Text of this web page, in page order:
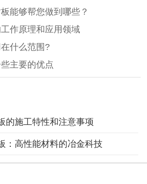
能够帮您做到哪些？
作原理和应用领域
什么范围?
主要的优点
的施工特性和注意事项
：高性能材料的冶金科技